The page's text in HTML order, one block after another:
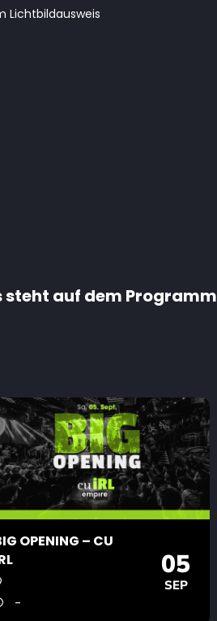
Lichtbildausweis
steht auf dem Programm
OPENING – CU
-
05
SEP